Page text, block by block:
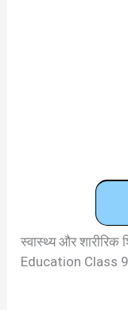
स्वास्थ्य और
Education Class